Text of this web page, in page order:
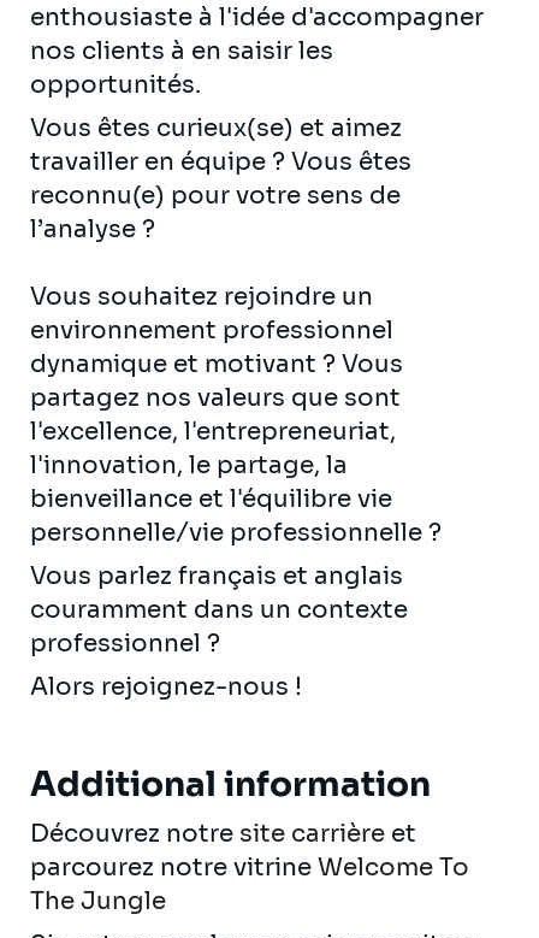
enthousiaste à l'idée d'accompagner
nos clients à en saisir les
opportunités.
Vous êtes curieux(se) et aimez
travailler en équipe ? Vous êtes
reconnu(e) pour votre sens de
l’analyse ?
Vous souhaitez rejoindre un
environnement professionnel
dynamique et motivant ? Vous
partagez nos valeurs que sont
l'excellence, l'entrepreneuriat,
l'innovation, le partage, la
bienveillance et l'équilibre vie
personnelle/vie professionnelle ?
Vous parlez français et anglais
couramment dans un contexte
professionnel ?
Alors rejoignez-nous !
Additional information
Découvrez notre site carrière et
parcourez notre vitrine Welcome To
The Jungle